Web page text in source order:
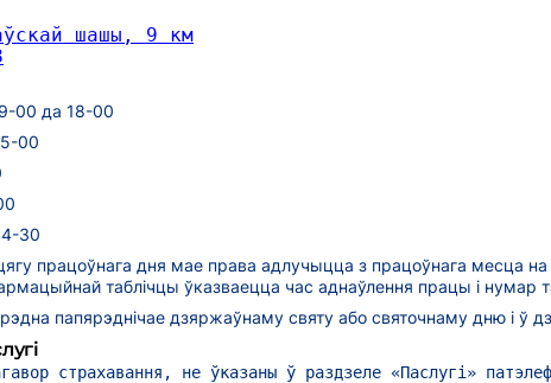
шашы, 9 км
00 да 18-00
00
30
працоўнага дня мае права адлучыцца з працоўнага месца
таблічцы ўказваецца час аднаўлення працы і нумар
папярэднічае дзяржаўнаму святу або святочнаму дню і ў
страхавання, не ўказаны ў раздзеле «Паслугі»